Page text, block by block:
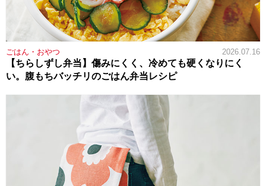
ごはん・おやつ 2026.07.16
【ちらしずし弁当】傷みにくく、冷めても硬くなりにく
い。腹もちバッチリのごはん弁当レシピ